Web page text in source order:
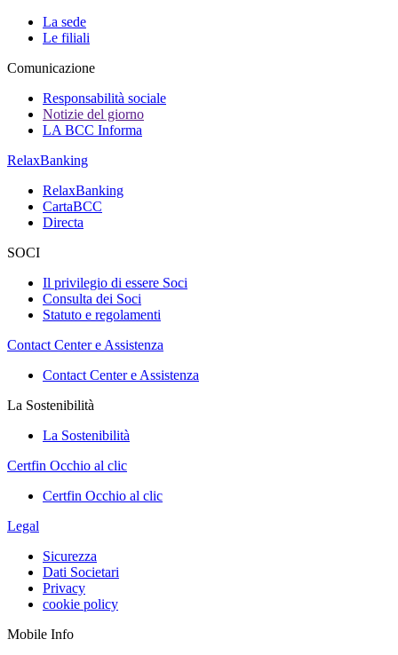
La sede
Le filiali
Comunicazione
Responsabilità sociale
Notizie del giorno
LA BCC Informa
RelaxBanking
RelaxBanking
CartaBCC
Directa
SOCI
Il privilegio di essere Soci
Consulta dei Soci
Statuto e regolamenti
Contact Center e Assistenza
Contact Center e Assistenza
La Sostenibilità
La Sostenibilità
Certfin Occhio al clic
Certfin Occhio al clic
Legal
Sicurezza
Dati Societari
Privacy
cookie policy
Mobile Info